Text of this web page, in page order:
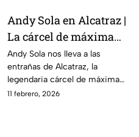
Andy Sola en Alcatraz |
La cárcel de máxima
seguridad que encerró
a Al Capone | Sola al
Super Bowl
Andy Sola nos lleva a las
entrañas de Alcatraz, la
legendaria cárcel de máxima
seguridad ubicada en San
11 febrero, 2026